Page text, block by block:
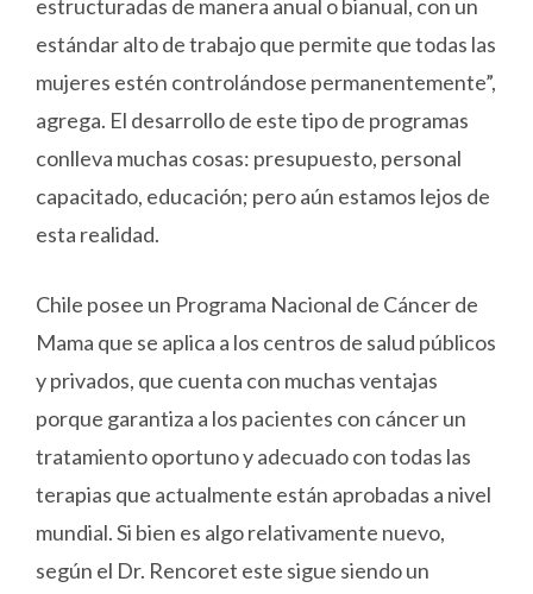
estructuradas de manera anual o bianual, con un
estándar alto de trabajo que permite que todas las
mujeres estén controlándose permanentemente”,
agrega. El desarrollo de este tipo de programas
conlleva muchas cosas: presupuesto, personal
capacitado, educación; pero aún estamos lejos de
esta realidad.
Chile posee un Programa Nacional de Cáncer de
Mama que se aplica a los centros de salud públicos
y privados, que cuenta con muchas ventajas
porque garantiza a los pacientes con cáncer un
tratamiento oportuno y adecuado con todas las
terapias que actualmente están aprobadas a nivel
mundial. Si bien es algo relativamente nuevo,
según el Dr. Rencoret este sigue siendo un